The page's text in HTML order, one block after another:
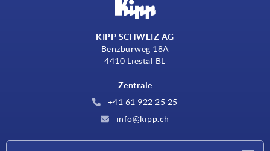
KIPP SCHWEIZ AG
Benzburweg 18A
4410 Liestal BL
Zentrale
+41 61 922 25 25
info@kipp.ch